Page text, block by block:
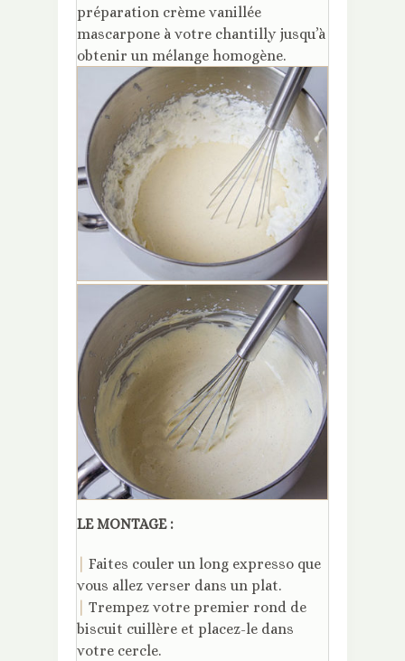
préparation crème vanillée
mascarpone à votre chantilly jusqu’à
obtenir un mélange homogène.
LE MONTAGE :
Faites couler un long expresso que
vous allez verser dans un plat.
Trempez votre premier rond de
biscuit cuillère et placez-le dans
votre cercle.